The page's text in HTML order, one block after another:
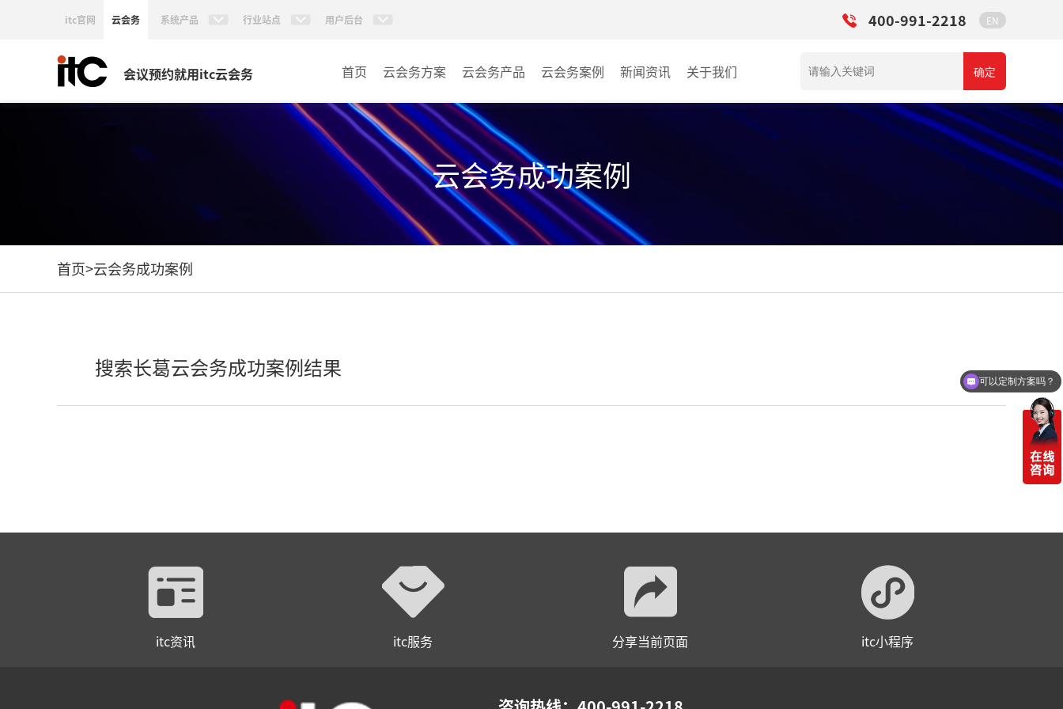
itc官网 云会务 系统产品 行业站点 用户后台 400-991-2218 EN
会议预约就用itc云会务 首页 云会务方案 云会务产品
多媒体信息发布系统
AI智慧展厅系统
AI百城视界系统
AI智慧排队叫号管理软件
云会务案例
教室
客房
其它
新闻资讯 关于我们 确定
云会务成功案例
首页>云会务成功案例
搜索长葛云会务成功案例结果
itc资讯 itc服务 分享当前页面 itc小程序
可以定制方案吗？